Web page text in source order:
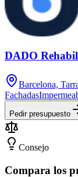
DADO
Barcelona,
Fachadas
Pedir presupuesto
Consejo
Compara los